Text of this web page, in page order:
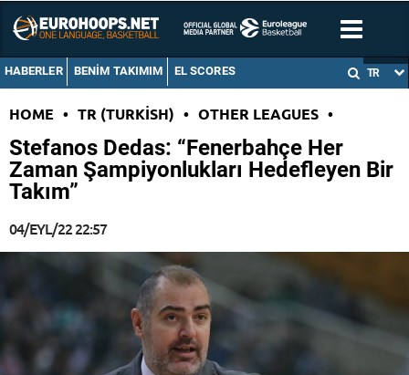
HABERLER BENIM TAKIMIM EL SCORES TR
HOME • TR (TURKISH) • OTHER LEAGUES •
Stefanos Dedas: “Fenerbahçe Her
Zaman Şampiyonlukları Hedefleyen Bir
Takım”
04/EYL/22 22:57